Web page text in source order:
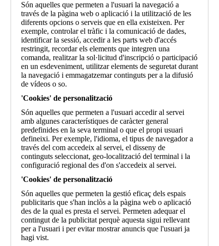
Són aquelles que permeten a l'usuari la navegació a
través de la pàgina web o aplicació i la utilització de les
diferents opcions o serveis que en ella existeixen. Per
exemple, controlar el tràfic i la comunicació de dades,
identificar la sessió, accedir a les parts web d'accés
restringit, recordar els elements que integren una
comanda, realitzar la sol·licitud d'inscripció o participació
en un esdeveniment, utilitzar elements de seguretat durant
la navegació i emmagatzemar continguts per a la difusió
de vídeos o so.
'Cookies' de personalització
Són aquelles que permeten a l'usuari accedir al servei
amb algunes característiques de caràcter general
predefinides en la seva terminal o que el propi usuari
defineixi. Per exemple, l'idioma, el tipus de navegador a
través del com accedeix al servei, el disseny de
continguts seleccionat, geo-localització del terminal i la
configuració regional des d'on s'accedeix al servei.
'Cookies' de personalització
Són aquelles que permeten la gestió eficaç dels espais
publicitaris que s'han inclòs a la pàgina web o aplicació
des de la qual es presta el servei. Permeten adequar el
contingut de la publicitat perquè aquesta sigui rellevant
per a l'usuari i per evitar mostrar anuncis que l'usuari ja
hagi vist.